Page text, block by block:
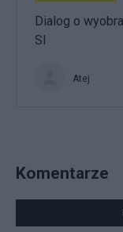
Dialog o
SI
Atej
Komentarze